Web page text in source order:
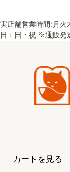
実店舗営業時間:月
日：日・祝 ※通販発
カートを見る